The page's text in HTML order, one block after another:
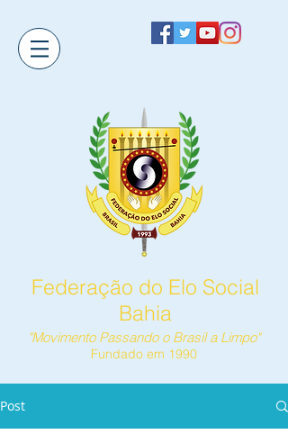
Federação do Elo Social
Bahia
"Movimento Passando o Brasil a Limpo"
Fundado em 1990
Post